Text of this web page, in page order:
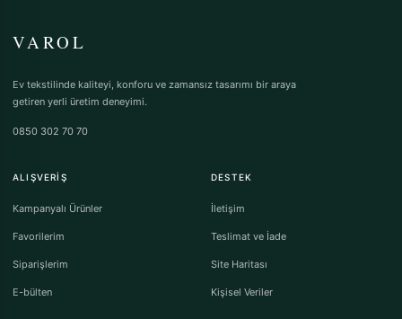
VAROL
Ev tekstilinde kaliteyi, konforu ve zamansız tasarımı bir araya
getiren yerli üretim deneyimi.
0850 302 70 70
ALIŞVERIŞ
Kampanyalı Ürünler
Favorilerim
Siparişlerim
E-bülten
DESTEK
İletişim
Teslimat ve İade
Site Haritası
Kişisel Veriler